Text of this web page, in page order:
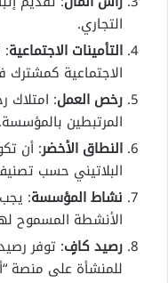
التجاري.
التأمينات الاجتماعية:
الاجتماعية كمشترك
رخص العمل: امتلاك
المرتبطين بالمؤسسة.
النطاق الأخضر: أن
البلاتيني حسب
نشاط المؤسسة:
الأنشطة المسموح
رصيد كافٍ: توفر
للمنشأة على منصة